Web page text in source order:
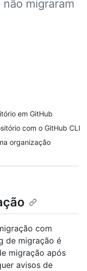
migraram
em GitHub
com o GitHub CLI
organização
com
de migração é
migração após
avisos de